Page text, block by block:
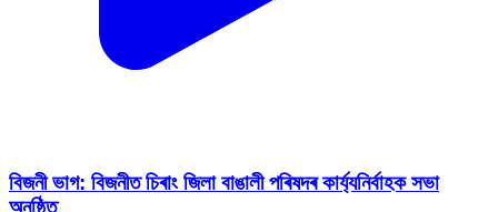
বিজনী ভাগ: বিজনীত চিৰাং জিলা বাঙালী পৰিষদৰ কাৰ্য্যনিৰ্বাহক সভা
অনুষ্ঠিত